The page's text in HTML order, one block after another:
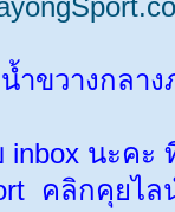
ำขวางกลา
นะคะ
คลิกคุยไล